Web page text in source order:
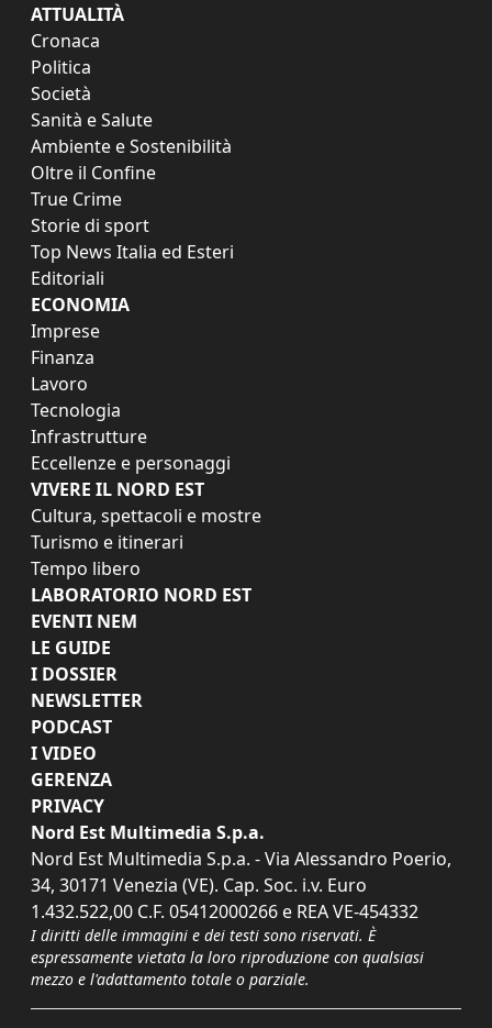
ATTUALITÀ
Cronaca
Politica
Società
Sanità e Salute
Ambiente e Sostenibilità
Oltre il Confine
True Crime
Storie di sport
Top News Italia ed Esteri
Editoriali
ECONOMIA
Imprese
Finanza
Lavoro
Tecnologia
Infrastrutture
Eccellenze e personaggi
VIVERE IL NORD EST
Cultura, spettacoli e mostre
Turismo e itinerari
Tempo libero
LABORATORIO NORD EST
EVENTI NEM
LE GUIDE
I DOSSIER
NEWSLETTER
PODCAST
I VIDEO
GERENZA
PRIVACY
Nord Est Multimedia S.p.a.
Nord Est Multimedia S.p.a. - Via Alessandro Poerio,
34, 30171 Venezia (VE). Cap. Soc. i.v. Euro
1.432.522,00 C.F. 05412000266 e REA VE-454332
I diritti delle immagini e dei testi sono riservati. È
espressamente vietata la loro riproduzione con qualsiasi
mezzo e l'adattamento totale o parziale.